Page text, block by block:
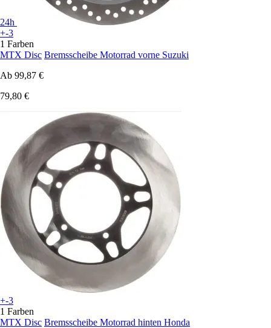
24h
+-3
1 Farben
MTX Disc Bremsscheibe Motorrad vorne Suzuki
Ab 99,87 €
79,80 €
+-3
1 Farben
MTX Disc Bremsscheibe Motorrad hinten Honda